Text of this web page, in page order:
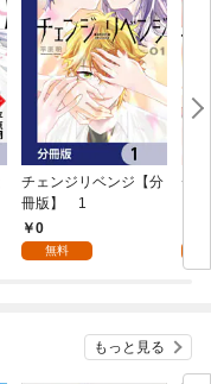
チェンジリベンジ【分
冊版】 1
0
無料
チ
もっと見る